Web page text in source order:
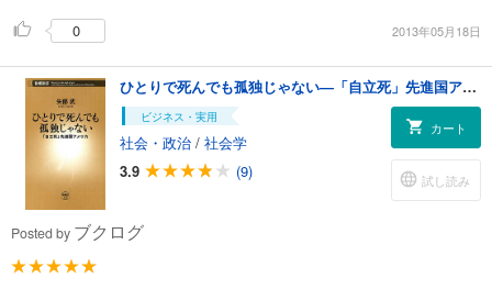
0 2013年05月18日
ひとりで死んでも孤独じゃない―「自立死」先進国アメリカ―
ビジネス・実用
社会・政治 / 社会学
3.9
(9)
カート
試し読み
Posted by ブクログ